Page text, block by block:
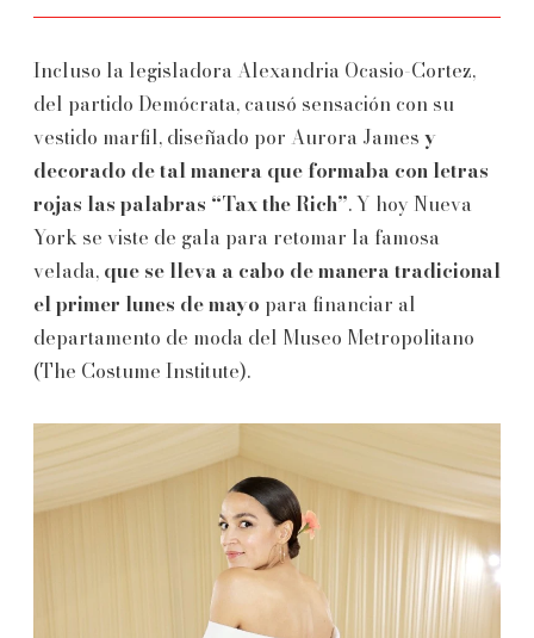
Incluso la legisladora Alexandria Ocasio-Cortez,
del partido Demócrata, causó sensación con su
vestido marfil, diseñado por Aurora James y
decorado de tal manera que formaba con letras
rojas las palabras “Tax the Rich”. Y hoy Nueva
York se viste de gala para retomar la famosa
velada, que se lleva a cabo de manera tradicional
el primer lunes de mayo para financiar al
departamento de moda del Museo Metropolitano
(The Costume Institute).